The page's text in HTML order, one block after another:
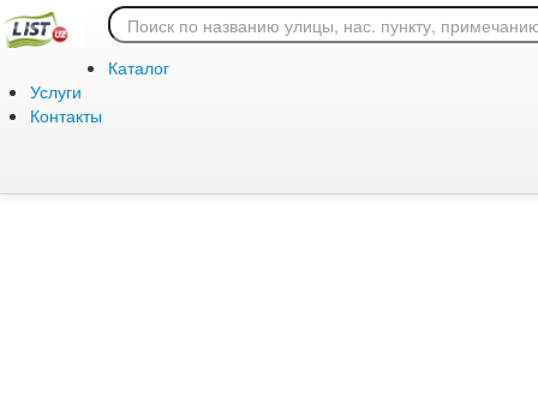
Каталог
Услуги
Контакты
Ошибка 404: страница